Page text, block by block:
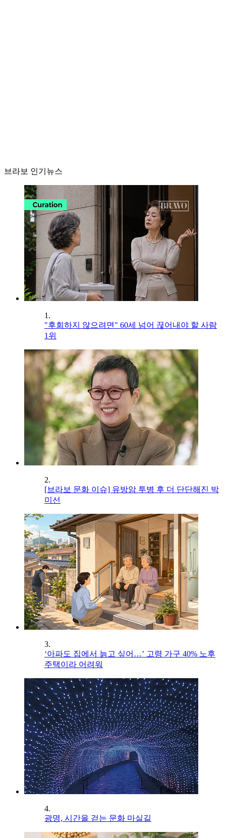
브라보 인기뉴스
1.
"후회하지 않으려면" 60세 넘어 끊어내야 할 사람
1위
2.
[브라보 문화 이슈] 유방암 투병 후 더 단단해진 박
미선
3.
‘아파도 집에서 늙고 싶어…’ 고령 가구 40% 노후
주택이라 어려워
4.
광명, 시간을 걷는 문화 마실길